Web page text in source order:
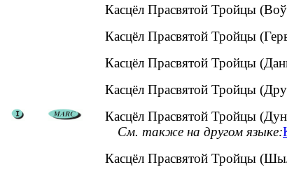
Касцёл Прасвятой Тройцы
Касцёл Прасвятой Тройцы
Касцёл Прасвятой Тройцы
Касцёл Прасвятой Тройцы
Касцёл Прасвятой Тройцы
См. также на другом языке:
Касцёл Прасвятой Тройцы